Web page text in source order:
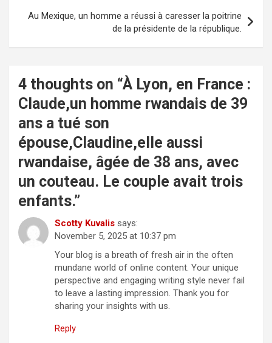
Au Mexique, un homme a réussi à caresser la poitrine
de la présidente de la république.
4 thoughts on “À Lyon, en France :
Claude,un homme rwandais de 39
ans a tué son
épouse,Claudine,elle aussi
rwandaise, âgée de 38 ans, avec
un couteau. Le couple avait trois
enfants.”
Scotty Kuvalis says:
November 5, 2025 at 10:37 pm
Your blog is a breath of fresh air in the often
mundane world of online content. Your unique
perspective and engaging writing style never fail
to leave a lasting impression. Thank you for
sharing your insights with us.
Reply